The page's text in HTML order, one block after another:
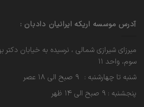
آدرس موسسه اریکه ایرانیان دادبان :
سوم، واحد ۱۱
شنبه تا چهارشنبه : ۹ صبح الی ۱۸ عصر
پنجشنبه : ۹ صبح الی ۱۴ ظهر